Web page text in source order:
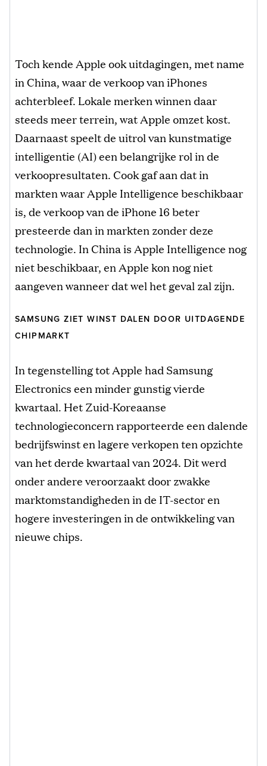
Toch kende Apple ook uitdagingen, met name
in China, waar de verkoop van iPhones
achterbleef. Lokale merken winnen daar
steeds meer terrein, wat Apple omzet kost.
Daarnaast speelt de uitrol van kunstmatige
intelligentie (AI) een belangrijke rol in de
verkoopresultaten. Cook gaf aan dat in
markten waar Apple Intelligence beschikbaar
is, de verkoop van de iPhone 16 beter
presteerde dan in markten zonder deze
technologie. In China is Apple Intelligence nog
niet beschikbaar, en Apple kon nog niet
aangeven wanneer dat wel het geval zal zijn.
SAMSUNG ZIET WINST DALEN DOOR UITDAGENDE
CHIPMARKT
In tegenstelling tot Apple had Samsung
Electronics een minder gunstig vierde
kwartaal. Het Zuid-Koreaanse
technologieconcern rapporteerde een dalende
bedrijfswinst en lagere verkopen ten opzichte
van het derde kwartaal van 2024. Dit werd
onder andere veroorzaakt door zwakke
marktomstandigheden in de IT-sector en
hogere investeringen in de ontwikkeling van
nieuwe chips.